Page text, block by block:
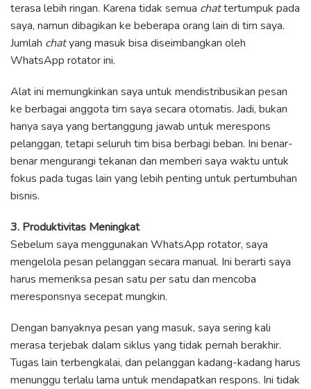
terasa lebih ringan. Karena tidak semua chattertumpuk pada
saya, namun dibagikan ke beberapa orang lain di tim saya.
Jumlah chatyang masuk bisa diseimbangkan oleh
WhatsApp rotator ini.
Alat ini memungkinkan saya untuk mendistribusikan pesan
ke berbagai anggota tim saya secara otomatis. Jadi, bukan
hanya saya yang bertanggung jawab untuk merespons
pelanggan, tetapi seluruh tim bisa berbagi beban. Ini benar-
benar mengurangi tekanan dan memberi saya waktu untuk
fokus pada tugas lain yang lebih penting untuk pertumbuhan
bisnis.
3. Produktivitas Meningkat
Sebelum saya menggunakan WhatsApp rotator, saya
mengelola pesan pelanggan secara manual. Ini berarti saya
harus memeriksa pesan satu per satu dan mencoba
meresponsnya secepat mungkin.
Dengan banyaknya pesan yang masuk, saya sering kali
merasa terjebak dalam siklus yang tidak pernah berakhir.
Tugas lain terbengkalai, dan pelanggan kadang-kadang harus
menunggu terlalu lama untuk mendapatkan respons. Ini tidak